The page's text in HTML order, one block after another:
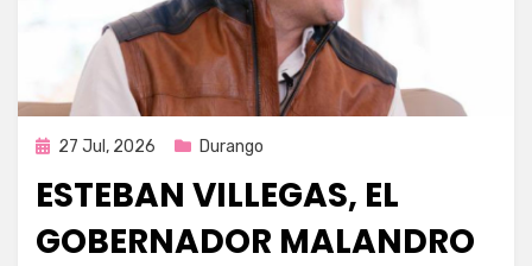
Publicada
27 Jul, 2026 Durango
ESTEBAN VILLEGAS, EL
GOBERNADOR MALANDRO